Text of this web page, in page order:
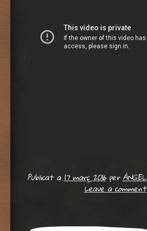
Publicat a17 març 2016per
Leave a comment